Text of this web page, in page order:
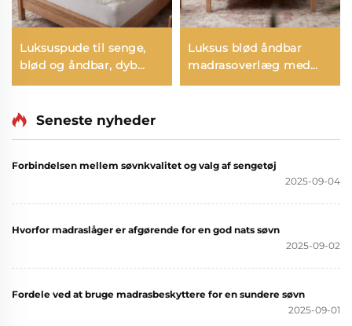
Luksuspude til senge,
blød og åndbar, dyb
lommen
Luksus blød åndbar
madrasoverlæg med
dybe lommer, kølende
Seneste nyheder
Forbindelsen mellem søvnkvalitet og valg af sengetøj
2025-09-04
Hvorfor madraslåger er afgørende for en god nats søvn
2025-09-02
Fordele ved at bruge madrasbeskyttere for en sundere søvn
2025-09-01